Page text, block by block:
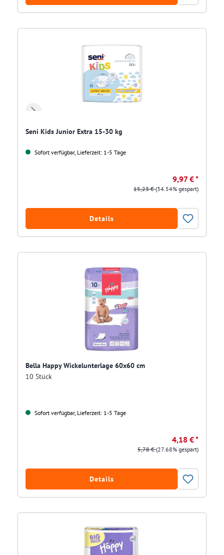
Seni Kids Junior Extra 15-30 kg
Sofort verfügbar, Lieferzeit: 1-5 Tage
9,97 € *
15,23 €(34.54% gespart)
Details
Bella Happy Wickelunterlage 60x60 cm
10 Stück
Sofort verfügbar, Lieferzeit: 1-5 Tage
4,18 € *
5,78 €(27.68% gespart)
Details